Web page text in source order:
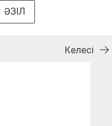
ӘЗІЛ
Келесі